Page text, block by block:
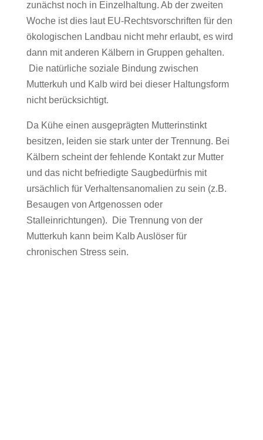
zunächst noch in Einzelhaltung. Ab der zweiten
Woche ist dies laut EU-Rechtsvorschriften für den
ökologischen Landbau nicht mehr erlaubt, es wird
dann mit anderen Kälbern in Gruppen gehalten.
Die natürliche soziale Bindung zwischen
Mutterkuh und Kalb wird bei dieser Haltungsform
nicht berücksichtigt.
Da Kühe einen ausgeprägten Mutterinstinkt
besitzen, leiden sie stark unter der Trennung. Bei
Kälbern scheint der fehlende Kontakt zur Mutter
und das nicht befriedigte Saugbedürfnis mit
ursächlich für Verhaltensanomalien zu sein (z.B.
Besaugen von Artgenossen oder
Stalleinrichtungen). Die Trennung von der
Mutterkuh kann beim Kalb Auslöser für
chronischen Stress sein.